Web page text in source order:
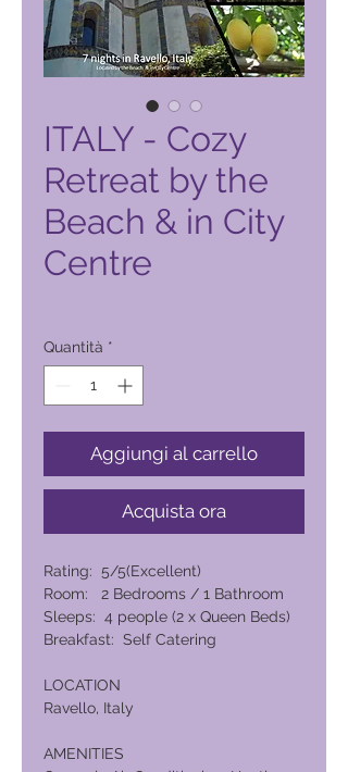
ITALY - Cozy
Retreat by the
Beach & in City
Centre
Quantità *
Aggiungi al carrello
Acquista ora
Rating: 5/5(Excellent)
Room: 2 Bedrooms / 1 Bathroom
Sleeps: 4 people (2 x Queen Beds)
Breakfast: Self Catering
LOCATION
Ravello, Italy
AMENITIES